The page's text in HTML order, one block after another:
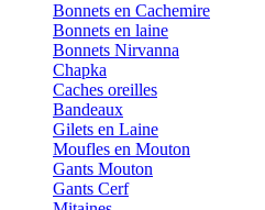
Bonnets en Cachemire
Bonnets en laine
Bonnets Nirvanna
Chapka
Caches oreilles
Bandeaux
Gilets en Laine
Moufles en Mouton
Gants Mouton
Gants Cerf